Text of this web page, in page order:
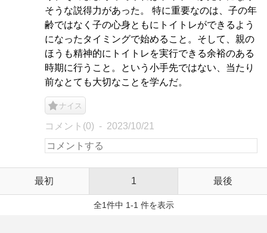
そうな説得力があった。 特に重要なのは、子の年
齢ではなく子の心身ともにトイトレができるよう
になったタイミングで始めること。そして、親の
ほうも精神的にトイトレを実行できる余裕のある
時期に行うこと。という小手先ではない、当たり
前なとても大切なことを学んだ。
ナイス
コメント(0) 2023/10/21
最初 1 最後
全1件中 1-1 件を表示